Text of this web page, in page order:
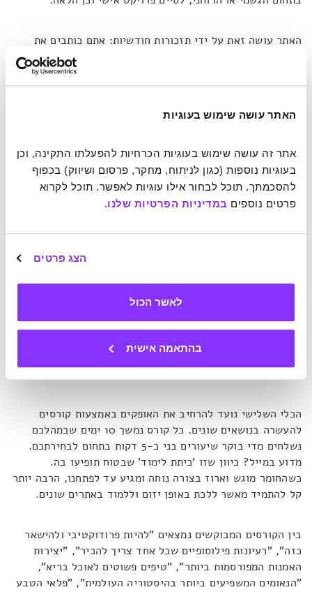
האתר עושה שימוש בעוגיות
פרטים נוספים במדיניות הפרטיות שלנו.
הצג פרטים
לאשר הכול
בהתאמה אישית
האתר עושה זאת על ידי תזכורות חודשיות: אתם כותבים את
המטרה, ומדי חודש, רק כדי לוודא שאתם עדיין במסלול הנכון,
האתר שולח לכם תזכורת לאימייל. על פי המחקרים שפורסמו
במאמר שלForbes
,הכלי הזה יכול לשפר משמעותית את הסיכוי
הכלי השלישי נועד להרחיב את האופקים באמצעות קורסים
להעשרה בנושאים שונים. כל קורס נמשך 10 ימים שבמהלכם
נשלחים מדי בוקר שיעורים בני כ-5 דקות בתחום לבחירתכם.
מדוע במייל? כיוון שזו 'כיתת לימוד' שבטוח תופיעו בה.
כשהחומר מוגש וארוז בצורה נוחה ומגיע עד לפתחנו, הרבה יותר
קל להתמיד מאשר ללכת באופן יזום וללמוד באתרים שונים.
בין הקורסים המבוקשים נמצאים "להיות פרודוקטיבי ולהישאר
כזה", "רעיונות פילוסופיים שכל אחד צריך להכיר", "יצירות
האמנות המפורסמות ביותר", "טיפים פשוטים לאוכל בריא",
"הנאומים המשפיעים ביותר בהיסטוריה העולמית", "פלאי הטבע